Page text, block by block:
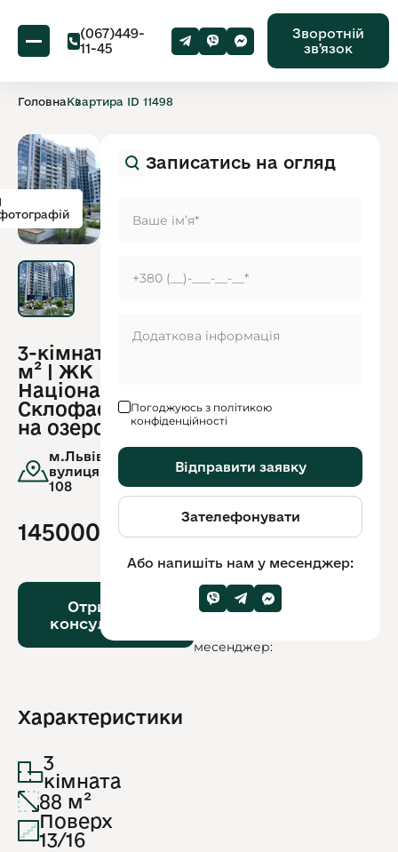
(067)449-
11-45
Зворотній
звʼязок
ГоловнаКвартира ID 11498
3-кімнатна 88
м² | ЖК
Національний |
Склофасад, вид
на озеро
м.Львів,
вулиця.Стрийська,
108
145000$
Отримати
консультацію
Або
напишіть
нам
месенджер:
Характеристики
3
кімната
88 м²
Поверх
13/16
Записатись на огляд
Погоджуюсь з політикою
конфіденційності
Відправити заявку
Зателефонувати
Або напишіть нам у месенджер: